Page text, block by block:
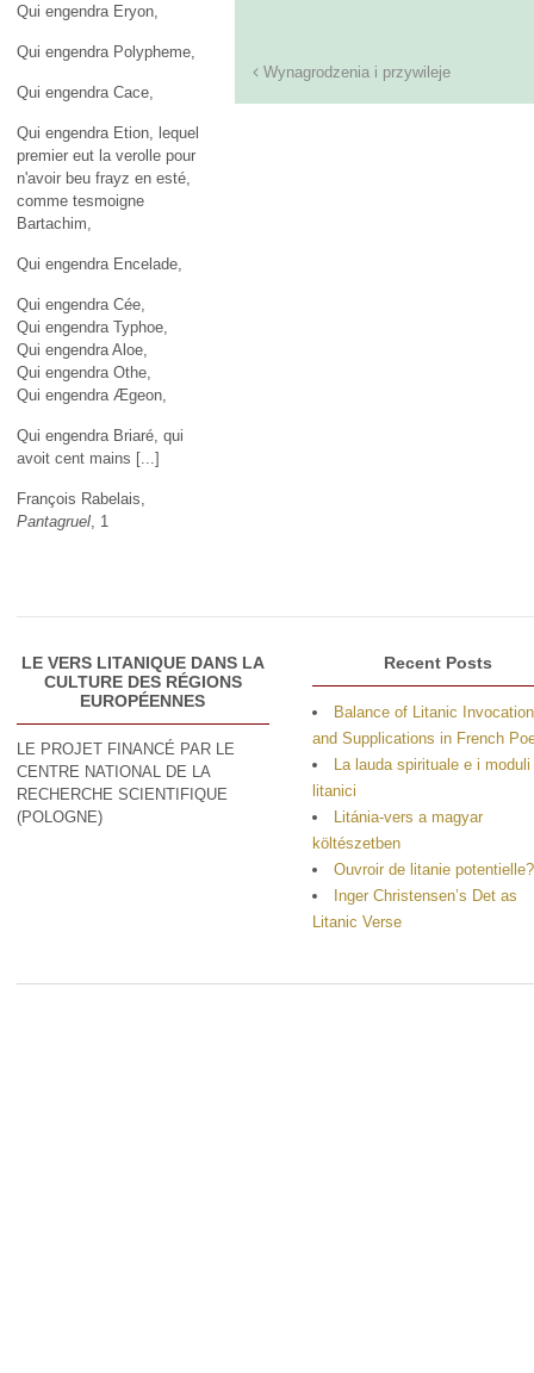
Wynagrodzenia i przywileje
Qui engendra Eryon,
Qui engendra Polypheme,
Qui engendra Cace,
Qui engendra Etion, lequel
premier eut la verolle pour
n'avoir beu frayz en esté,
comme tesmoigne
Bartachim,
Qui engendra Encelade,
Qui engendra Cée,
Qui engendra Typhoe,
Qui engendra Aloe,
Qui engendra Othe,
Qui engendra Ægeon,
Qui engendra Briaré, qui
avoit cent mains [...]
François Rabelais,
Pantagruel , 1
LE VERS LITANIQUE DANS LA
CULTURE DES RÉGIONS
EUROPÉENNES
LE PROJET FINANCÉ PAR LE
CENTRE NATIONAL DE LA
RECHERCHE SCIENTIFIQUE
(POLOGNE)
Recent Posts
Balance of Litanic
and Supplications in French
La lauda spirituale e i moduli
litanici
Litánia-vers a magyar
költészetben
Ouvroir de litanie potentielle?
Inger Christensen’s Det as
Litanic Verse